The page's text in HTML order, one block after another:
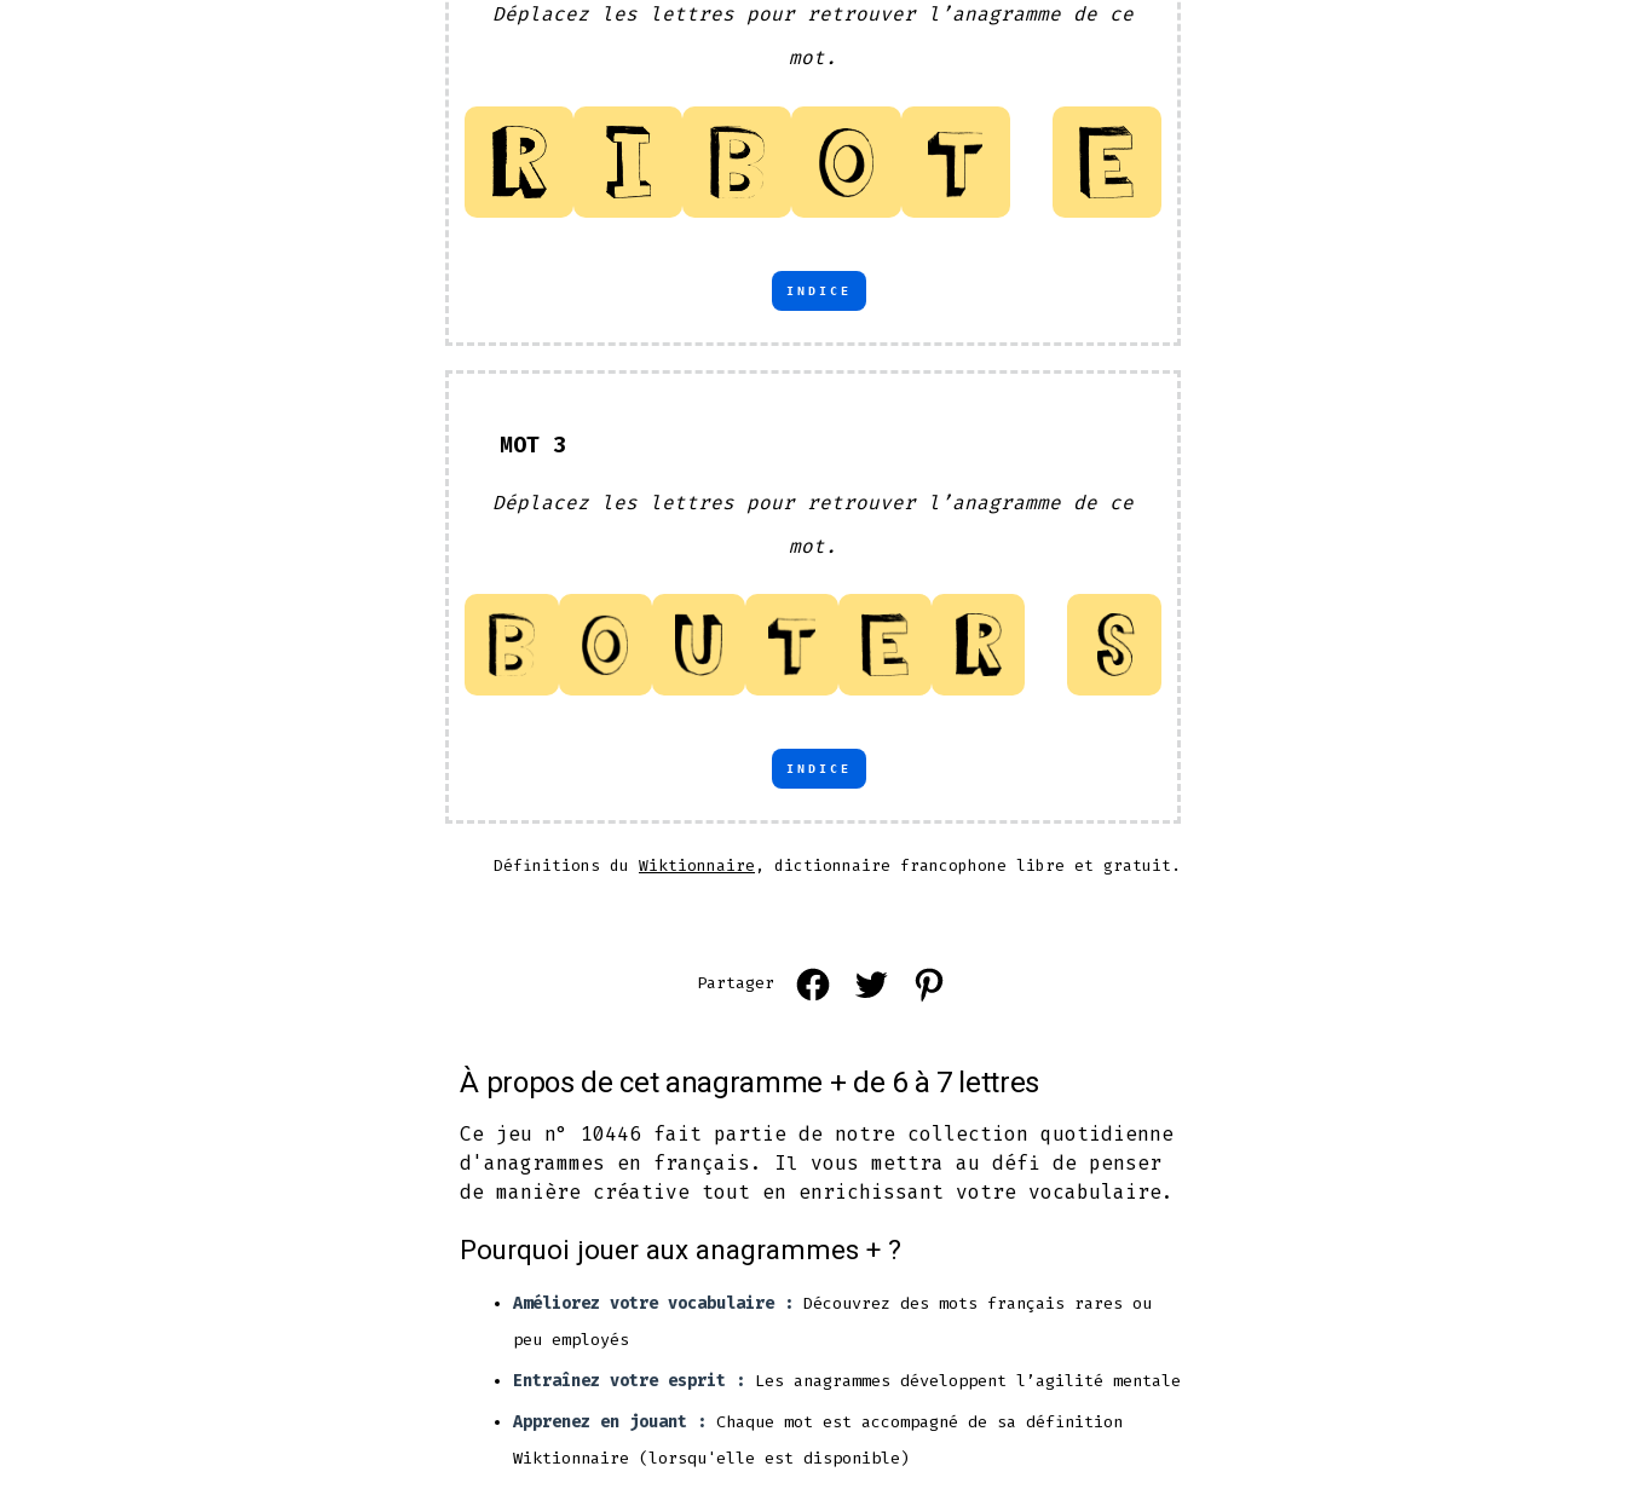
Déplacez les lettres pour retrouver l’anagramme de ce
mot.
INDICE
MOT 3
Déplacez les lettres pour retrouver l’anagramme de ce
mot.
INDICE
Définitions du Wiktionnaire , dictionnaire francophone libre et gratuit.
Partager
Open
a
new
tab
Open
a
new
tab
a
new
tab
À propos de cet anagramme + de 6 à 7 lettres
Ce jeu n° 10446 fait partie de notre collection quotidienne
d'anagrammes en français. Il vous mettra au défi de penser
de manière créative tout en enrichissant votre vocabulaire.
Pourquoi jouer aux anagrammes + ?
Améliorez votre vocabulaire : Découvrez des mots français rares ou
peu employés
Entraînez votre esprit :
Les anagrammes développent l’agilité mentale
Apprenez en jouant : Chaque mot est accompagné de sa définition
Wiktionnaire (lorsqu'elle est disponible)